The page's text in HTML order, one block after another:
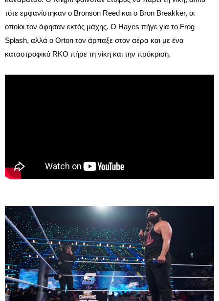
τότε εμφανίστηκαν ο Bronson Reed και ο Bron Breakker, οι
οποίοι τον άφησαν εκτός μάχης. Ο Hayes πήγε για το Frog
Splash, αλλά ο Orton τον άρπαξε στον αέρα και με ένα
καταστροφικό RKO πήρε τη νίκη και την πρόκριση.